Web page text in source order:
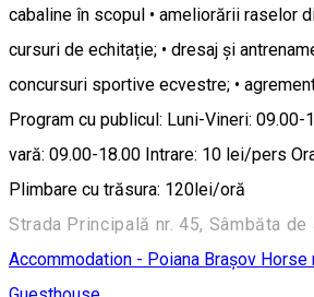
cabaline în scopul • ameliorării raselor
cursuri de echitație; • dresaj și
concursuri sportive ecvestre; •
Program cu publicul: Luni-Vineri: 09.00-
vară: 09.00-18.00 Intrare: 10 lei/pers
Plimbare cu trăsura: 120lei/oră
Accommodation - Poiana Brașov Horse